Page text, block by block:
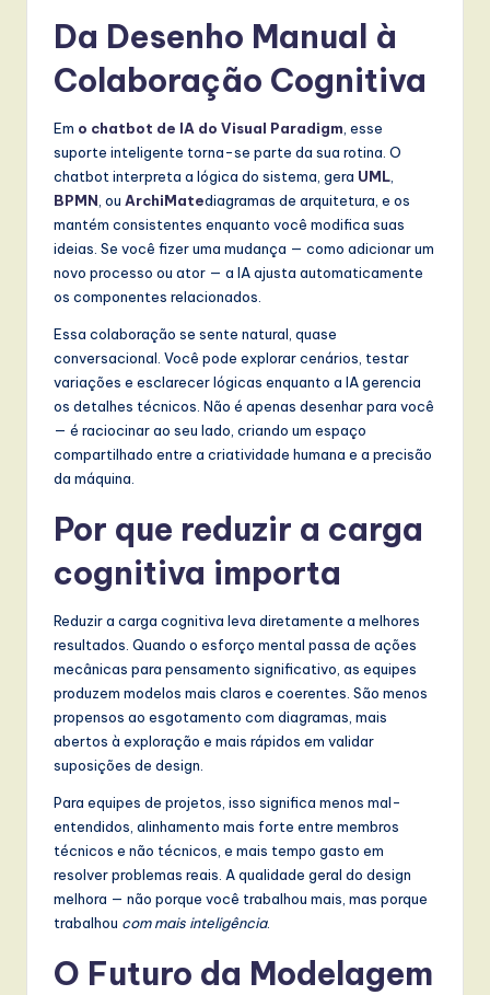
Da Desenho Manual à
Colaboração Cognitiva
Em o chatbot de IA do Visual Paradigm , esse
suporte inteligente torna-se parte da sua rotina. O
chatbot interpreta a lógica do sistema, gera UML
BPMN , ou ArchiMatediagramas de arquitetura, e os
mantém consistentes enquanto você modifica suas
ideias. Se você fizer uma mudança — como adicionar um
novo processo ou ator — a IA ajusta automaticamente
os componentes relacionados.
Essa colaboração se sente natural, quase
conversacional. Você pode explorar cenários, testar
variações e esclarecer lógicas enquanto a IA gerencia
os detalhes técnicos. Não é apenas desenhar para você
— é raciocinar ao seu lado, criando um espaço
compartilhado entre a criatividade humana e a precisão
da máquina.
Por que reduzir a carga
cognitiva importa
Reduzir a carga cognitiva leva diretamente a melhores
resultados. Quando o esforço mental passa de ações
mecânicas para pensamento significativo, as equipes
produzem modelos mais claros e coerentes. São menos
propensos ao esgotamento com diagramas, mais
abertos à exploração e mais rápidos em validar
suposições de design.
Para equipes de projetos, isso significa menos mal-
entendidos, alinhamento mais forte entre membros
técnicos e não técnicos, e mais tempo gasto em
resolver problemas reais. A qualidade geral do design
melhora — não porque você trabalhou mais, mas porque
trabalhou com mais inteligência.
O Futuro da Modelagem